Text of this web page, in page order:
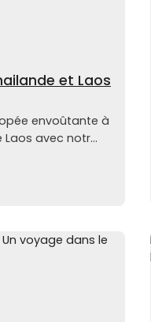
et Laos
envoûtante à
avec notr...